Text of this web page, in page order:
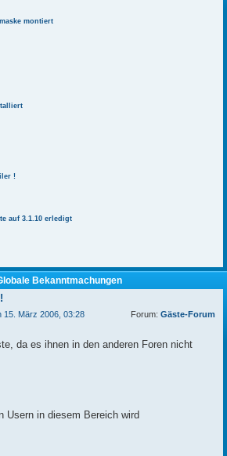
montiert
!
auf 3.1.10 erledigt
Bekanntmachungen
15. März 2006, 03:28 Forum: Gäste-Forum
da es ihnen in den anderen Foren nicht
Usern in diesem Bereich wird